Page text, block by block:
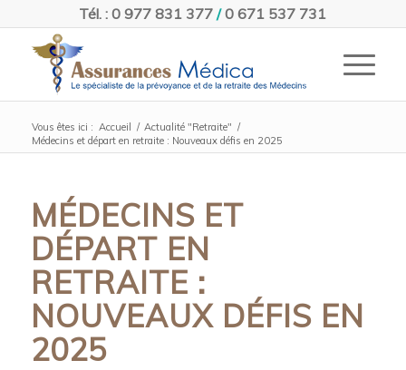
Tél. : 0 977 831 377 /0 671 537 731
Vous êtes ici : Accueil / Actualité "Retraite" /
Médecins et départ en retraite : Nouveaux défis en 2025
MÉDECINS ET
DÉPART EN
RETRAITE :
NOUVEAUX DÉFIS EN
2025